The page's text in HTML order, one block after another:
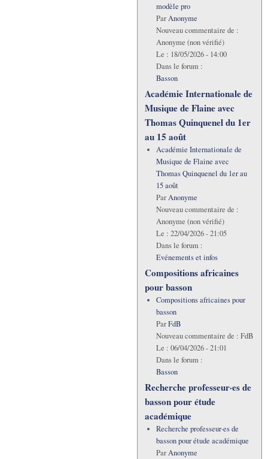
modèle pro
ParAnonyme
Nouveau commentaire de :
Anonyme (non vérifié)
Le : 18/05/2026 - 14:00
Dans le forum :
Basson
Académie Internationale de
Musique de Flaine avec
Thomas Quinquenel du 1er
au 15 août
Académie Internationale de
Musique de Flaine avec
Thomas Quinquenel du 1er au
15 août
ParAnonyme
Nouveau commentaire de :
Anonyme (non vérifié)
Le : 22/04/2026 - 21:05
Dans le forum :
Evénements et infos
Compositions africaines
pour basson
Compositions africaines pour
basson
ParFdB
Nouveau commentaire de : FdB
Le : 06/04/2026 - 21:01
Dans le forum :
Basson
Recherche professeur·es de
basson pour étude
académique
Recherche professeur·es de
basson pour étude académique
ParAnonyme